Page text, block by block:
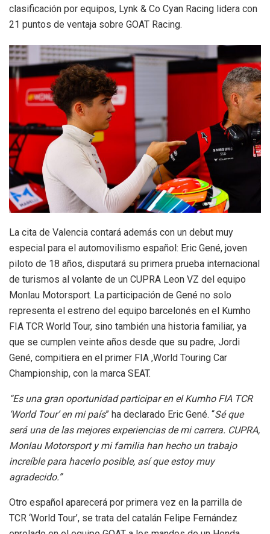
clasificación por equipos, Lynk & Co Cyan Racing lidera con
21 puntos de ventaja sobre GOAT Racing.
La cita de Valencia contará además con un debut muy
especial para el automovilismo español: Eric Gené, joven
piloto de 18 años, disputará su primera prueba internacional
de turismos al volante de un CUPRA Leon VZ del equipo
Monlau Motorsport. La participación de Gené no solo
representa el estreno del equipo barcelonés en el Kumho
FIA TCR World Tour, sino también una historia familiar, ya
que se cumplen veinte años desde que su padre, Jordi
Gené, compitiera en el primer FIA ,World Touring Car
Championship, con la marca SEAT.
“Es una gran oportunidad participar en el Kumho FIA TCR
‘World Tour’ en mi país” ha declarado Eric Gené. “Sé que
será una de las mejores experiencias de mi carrera. CUPRA,
Monlau Motorsport y mi familia han hecho un trabajo
increíble para hacerlo posible, así que estoy muy
agradecido.”
Otro español aparecerá por primera vez en la parrilla de
TCR ‘World Tour’, se trata del catalán Felipe Fernández